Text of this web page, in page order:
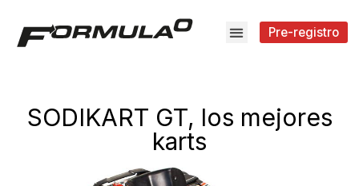
Pre-registro
SODIKART GT, los mejores
karts